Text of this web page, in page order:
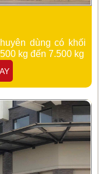
dùng có khối
kg đến 7.500 kg